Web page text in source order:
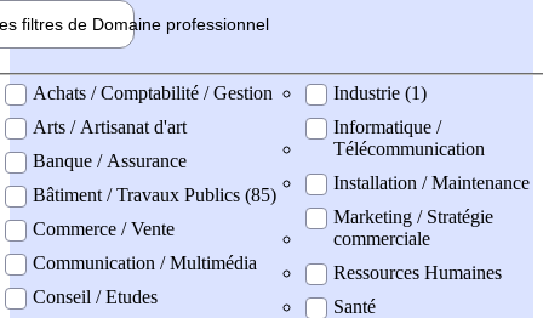
filtres de Domaine professionnel
professionel
Achats / Comptabilité / Gestion
Arts / Artisanat d'art
Banque / Assurance
Bâtiment / Travaux Publics (85)
Commerce / Vente
Communication / Multimédia
Conseil / Etudes
Industrie (1)
Informatique /
Télécommunication
Installation / Maintenance
Marketing / Stratégie
commerciale
Ressources Humaines
Santé